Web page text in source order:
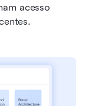
acesso